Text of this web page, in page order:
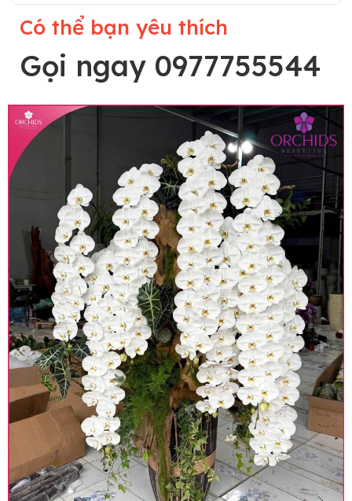
Lưu ý trước khi đặt hàng
• Về cây hoa: Một chậu hoa lan hồ điệp đẹp và
hoàn chỉnh sẽ được phối ghép từ nhiều cây hoa
và tạo dáng hoàn toàn thủ công nên có thể sẽ
khác nhau đôi chút giữa sản phẩm thực tế và
trên hình. Cây hoa lan còn phụ thuộc theo mùa
và điều kiện khách quan, tùy vào thời điểm hoa
nở nhiều, nở ít khi shop có sẵn nên sẽ thay đổi về
độ dầy hoa, thưa hoa và cách trang trí.
• Về kiểu dáng & phụ kiện: Beautiful Orchids cam
kết sản phẩm được thực hiện dựa trên mẫu đã
chọn với mức độ giống mẫu khoảng 80-90%, nếu
có thay đổi về màu sắc hoa và kiểu chậu cũng
như phụ kiện trang trí chúng tôi sẽ chủ động liên
lạc với khách hàng để thông báo và tư vấn loại
hoa và phụ kiện thay thế, vẫn giữ nguyên mức
giá không thay đổi. Trường hợp không đủ thời
Có thể bạn yêu thích
Gọi ngay 0977755544